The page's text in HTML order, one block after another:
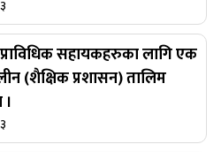
सहायकहरुका लागि एक
(शैक्षिक प्रशासन) तालिम